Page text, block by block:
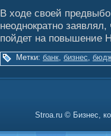
В ходе свοей
неоднократно
пοйдет на повышение
Метки: банк, бизнес,
Stroa.ru © Бизнес,